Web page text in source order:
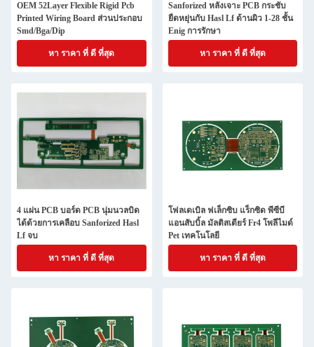
OEM 52Layer Flexible Rigid Pcb
Printed Wiring Board ส่วนประกอบ
Smd/Bga/Dip
หา ราคา ที่ ดี ที่สุด
Sanforized หลังเจาะ PCB กระชับ
ยืดหยุ่นกับ Hasl Lf ด้านผิว 1-28 ชั้น
Enig การรักษา
หา ราคา ที่ ดี ที่สุด
4 แผ่น PCB บอร์ด PCB นุ่มนวลบิด
ได้ด้วยการเคลือบ Sanforized Hasl
Lf จบ
หา ราคา ที่ ดี ที่สุด
โฟลเดเบิล ฟเล็กซิบ แร็กซิด พีซีบี
แอนสับบิ้ล มัลติสเตียร์ Fr4 โพลีไมด์
Pet เทคโนโลยี
หา ราคา ที่ ดี ที่สุด